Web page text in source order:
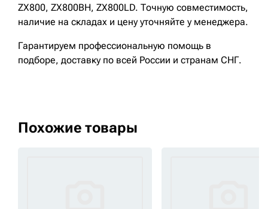
ZX800, ZX800BH, ZX800LD. Точную совместимость,
наличие на складах и цену уточняйте у менеджера.
Гарантируем профессиональную помощь в
подборе, доставку по всей России и странам СНГ.
Похожие товары